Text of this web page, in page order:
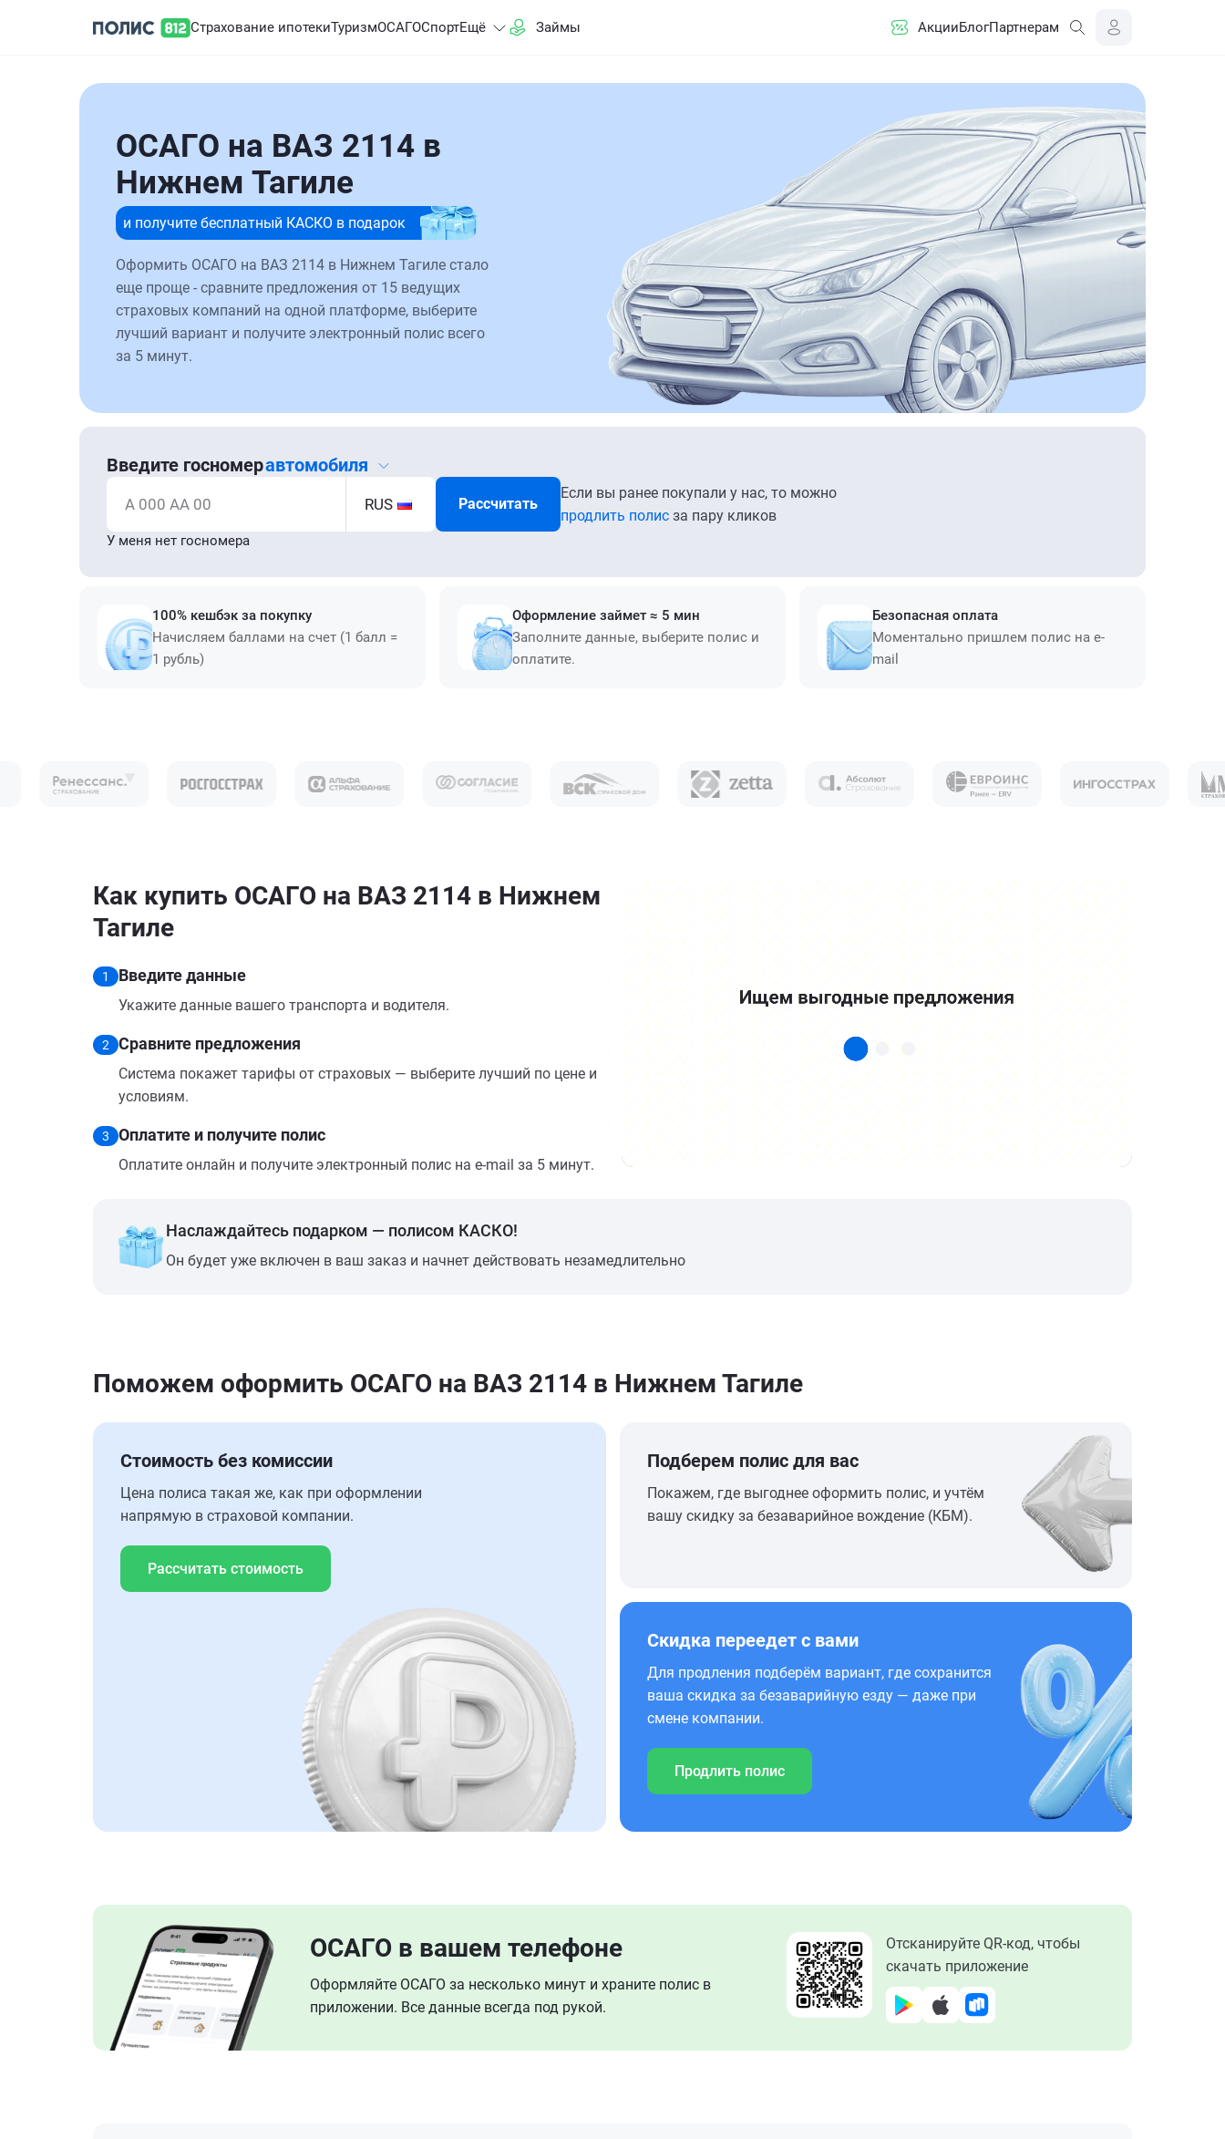
Страхование ипотекиТуризмОСАГОСпортЕщё Займы АкцииБлогПартнерам
ОСАГО на ВАЗ 2114 в
Нижнем Тагиле
и получите бесплатный КАСКО в подарок
Оформить ОСАГО на ВАЗ 2114 в Нижнем Тагиле стало
еще проще - сравните предложения от 15 ведущих
страховых компаний на одной платформе, выберите
лучший вариант и получите электронный полис всего
за 5 минут.
Введите госномеравтомобиля
А 000 АА 00 RUS Рассчитать
Если вы ранее покупали у нас, то можно
продлить полис за пару кликов
У меня нет госномера
100% кешбэк за покупку
Начисляем баллами на счет (1 балл =
1 рубль)
Оформление займет ≈ 5 мин
Заполните данные, выберите полис и
оплатите.
Безопасная оплата
Моментально пришлем полис на e-
mail
Как купить ОСАГО на ВАЗ 2114 в Нижнем
Тагиле
1 Введите данные
Укажите данные вашего транспорта и водителя.
2 Сравните предложения
Система покажет тарифы от страховых — выберите лучший по цене и
условиям.
3 Оплатите и получите полис
Оплатите онлайн и получите электронный полис на e-mail за 5 минут.
Наслаждайтесь подарком — полисом КАСКО!
Он будет уже включен в ваш заказ и начнет действовать незамедлительно
Поможем оформить ОСАГО на ВАЗ 2114 в Нижнем Тагиле
Стоимость без комиссии
Цена полиса такая же, как при оформлении
напрямую в страховой компании.
Рассчитать стоимость
Подберем полис для вас
Покажем, где выгоднее оформить полис, и учтём
вашу скидку за безаварийное вождение (КБМ).
Скидка переедет с вами
Для продления подберём вариант, где сохранится
ваша скидка за безаварийную езду — даже при
смене компании.
Продлить полис
ОСАГО в вашем телефоне
Оформляйте ОСАГО за несколько минут и храните полис в
приложении. Все данные всегда под рукой.
Отсканируйте QR-код, чтобы
скачать приложение